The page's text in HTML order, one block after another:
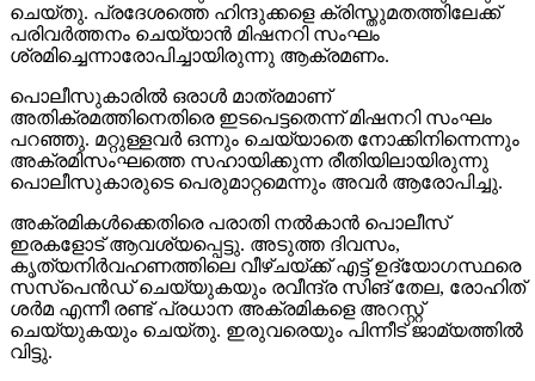
ചെയ്തു. പ്രദേശത്തെ ഹിന്ദുക്കളെ ക്രിസ്തുമതത്തിലേക്ക്
പരിവര്‍ത്തനം ചെയ്യാന്‍ മിഷനറി സംഘം
ശ്രമിച്ചെന്നാരോപിച്ചായിരുന്നു ആക്രമണം.
പൊലീസുകാരില്‍ ഒരാള്‍ മാത്രമാണ്
അതിക്രമത്തിനെതിരെ ഇടപെട്ടതെന്ന് മിഷനറി സംഘം
പറഞ്ഞു. മറ്റുള്ളവര്‍ ഒന്നും ചെയ്യാതെ നോക്കിനിന്നെന്നും
അക്രമിസംഘത്തെ സഹായിക്കുന്ന രീതിയിലായിരുന്നു
പൊലീസുകാരുടെ പെരുമാറ്റമെന്നും അവര്‍ ആരോപിച്ചു.
അക്രമികള്‍ക്കെതിരെ പരാതി നല്‍കാന്‍ പൊലീസ്
ഇരകളോട് ആവശ്യപ്പെട്ടു. അടുത്ത ദിവസം,
കൃത്യനിര്‍വഹണത്തിലെ വീഴ്ചയ്ക്ക് എട്ട് ഉദ്യോഗസ്ഥരെ
സസ്‌പെന്‍ഡ് ചെയ്യുകയും രവീന്ദ്ര സിങ് തേല, രോഹിത്
ശര്‍മ എന്നീ രണ്ട് പ്രധാന അക്രമികളെ അറസ്റ്റ്
ചെയ്യുകയും ചെയ്തു. ഇരുവരെയും പിന്നീട് ജാമ്യത്തില്‍
വിട്ടു.